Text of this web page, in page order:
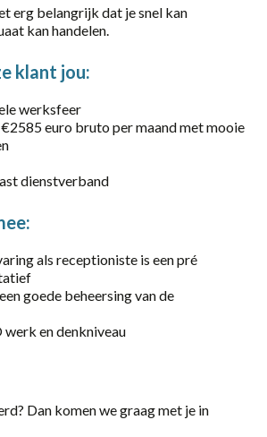
erg belangrijk dat je snel kan
kan handelen.
klant jou:
werksfeer
euro bruto per maand met mooie
dienstverband
als receptioniste is een pré
goede beheersing van de
en denkniveau
Dan komen we graag met je in
onbepaalde tijd